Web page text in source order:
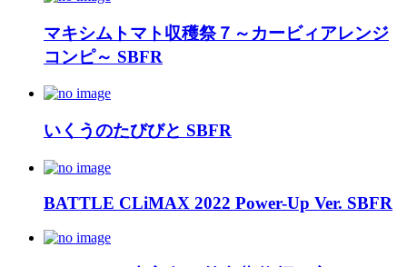
マキシムトマト収穫祭７～カービィアレンジ
コンピ～ SBFR
いくうのたびびと SBFR
BATTLE CLiMAX 2022 Power-Up Ver. SBFR